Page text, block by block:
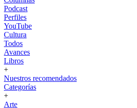
Podcast
Perfiles
YouTube
Cultura
Todos
Avances
Libros
+
Nuestros recomendados
Categorías
+
Arte